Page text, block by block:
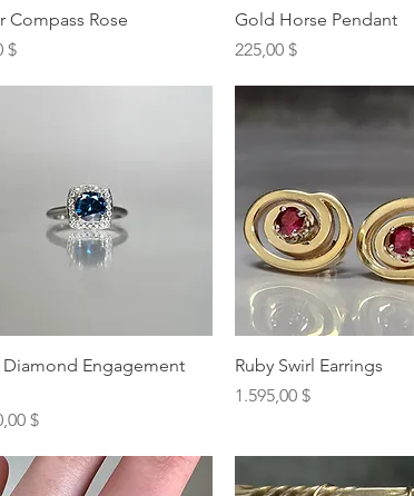
Schnellansicht
Compass Rose
$
Schnellansicht
Gold Horse Pendant
Preis
225,00 $
Schnellansicht
Diamond Engagement
$
Schnellansicht
Ruby Swirl Earrings
Preis
1.595,00 $